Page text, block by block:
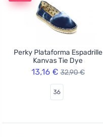
Perky Plataforma Espadrille
Kanvas Tie Dye
13,16 € 32,90 €
36